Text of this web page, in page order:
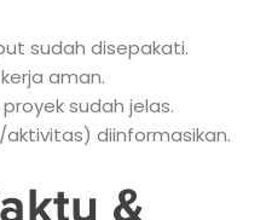
sudah disepakati.
aman.
sudah jelas.
diinformasikan.
&